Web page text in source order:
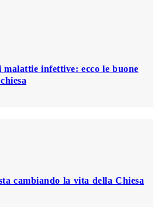
malattie infettive: ecco le buone
cambiando la vita della Chiesa